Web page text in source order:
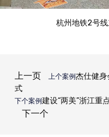
杭州地铁2号
上一页 上个案例杰仕健
式
下个案例建设“两美”浙江重
下一个